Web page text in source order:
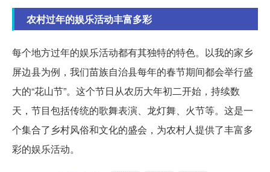
农村过年的娱乐活动丰富多彩
每个地方过年的娱乐活动都有其独特的特色。以我的家乡
屏边县为例，我们苗族自治县每年的春节期间都会举行盛
大的“花山节”。这个节日从农历大年初二开始，持续数
天，节目包括传统的歌舞表演、龙灯舞、火节等。这是一
个集合了乡村风俗和文化的盛会，为农村人提供了丰富多
彩的娱乐活动。